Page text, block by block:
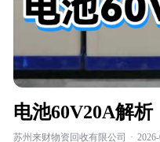
电池60V20A解析
苏州来财物资回收有限公司 ·